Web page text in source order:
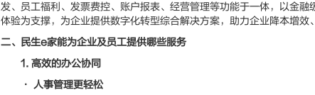
发、员工福利、发票费控、账户报表、经营管理等功能于一体，以金融
体验为支撑，为企业提供数字化转型综合解决方案，助力企业降本增效
二、民生e家能为企业及员工提供哪些服务
1. 高效的办公协同
• 人事管理更轻松